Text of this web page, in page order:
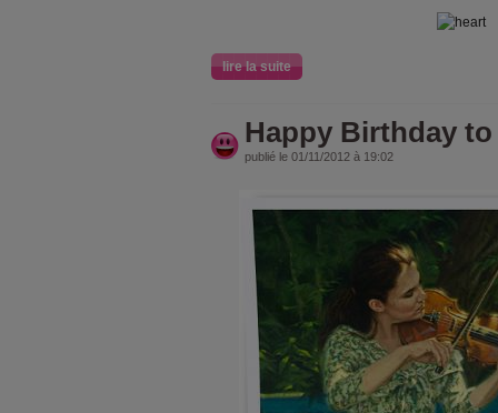
lire la suite
Happy Birthday
publié le 01/11/2012 à 19:02